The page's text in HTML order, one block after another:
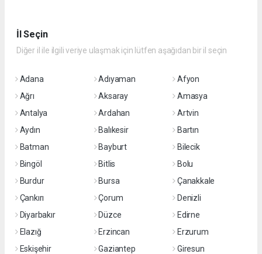
İl Seçin
Diğer il ile ilgili veriye ulaşmak için lütfen aşağıdan bir il seçin
Adana Adıyaman
Afyon
Ağrı
Aksaray
Amasya
Antalya
Ardahan
Artvin
Aydın
Balıkesir
Bartın
Batman
Bayburt
Bilecik
Bingöl
Bitlis
Bolu
Burdur
Bursa
Çanakkale
Çankırı
Çorum
Denizli
Diyarbakır
Düzce
Edirne
Elazığ
Erzincan
Erzurum
Eskişehir
Gaziantep
Giresun